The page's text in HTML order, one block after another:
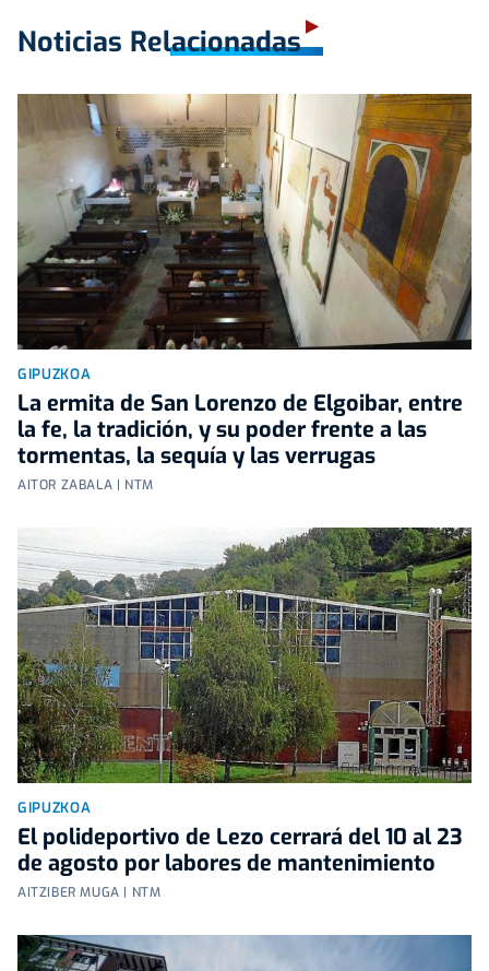
Noticias Relacionadas
GIPUZKOA
La ermita de San Lorenzo de Elgoibar, entre
la fe, la tradición, y su poder frente a las
tormentas, la sequía y las verrugas
AITOR ZABALA | NTM
GIPUZKOA
El polideportivo de Lezo cerrará del 10 al 23
de agosto por labores de mantenimiento
AITZIBER MUGA | NTM